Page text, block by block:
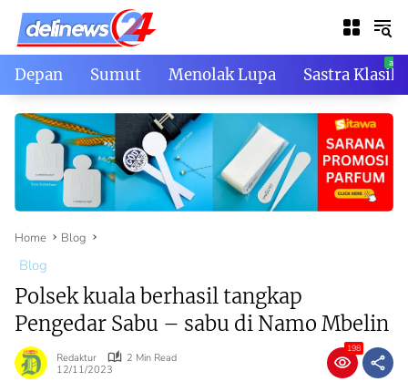
Skip
content
Depan Sumut Menolak Lupa Sastra Klasik
Home Blog
Blog
Polsek kuala berhasil tangkap
Pengedar Sabu – sabu di Namo Mbelin
Redaktur
2 Min Read
12/11/2023
198